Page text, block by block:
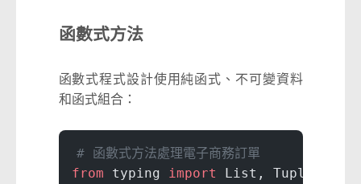
函數式方法
函數式程式設計使用純函式、不可變資料
和函式組合：
# 函數式方法處理電子商務訂單
from typing import List, Tuple,